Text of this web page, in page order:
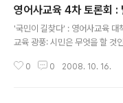
영어사교육 4차 토론회 :
'국민이 길찾다' : 영어사교육
교육 광풍: 시민은 무엇을 할 것
0 0 2008. 10. 16.